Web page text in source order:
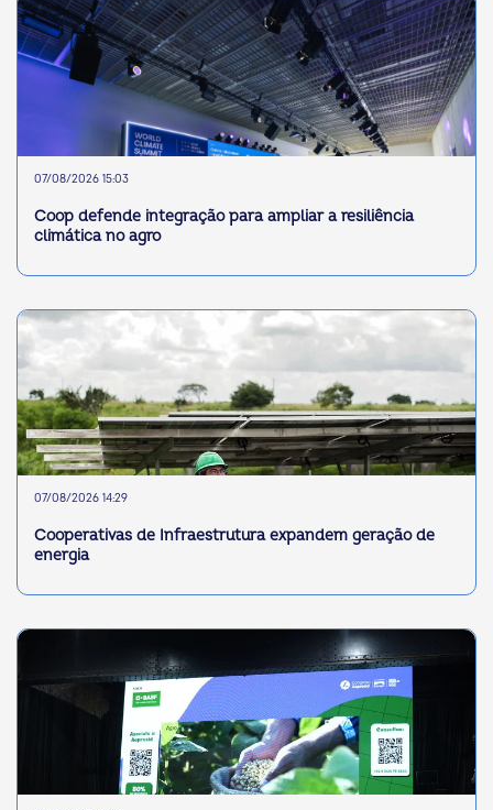
07/08/2026 15:03
Coop defende integração para ampliar a resiliência
climática no agro
07/08/2026 14:29
Cooperativas de Infraestrutura expandem geração de
energia